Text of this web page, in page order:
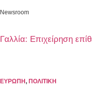
Newsroom
Γαλλία: Επιχείρηση
ΕΥΡΩΠΗ, ΠΟΛΙΤΙΚΗ